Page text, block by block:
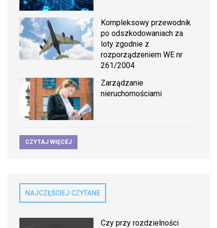
Kompleksowy przewodnik
po odszkodowaniach za
loty zgodnie z
rozporządzeniem WE nr
261/2004
Zarządzanie
nieruchomościami
CZYTAJ WIĘCEJ
NAJCZĘŚCIEJ CZYTANE
Czy przy rozdzielności